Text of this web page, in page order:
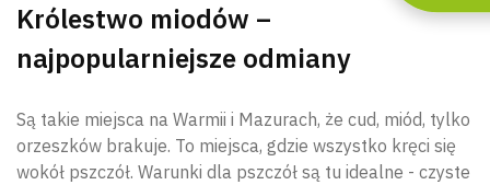
Królestwo miodów –
najpopularniejsze odmiany
Są takie miejsca na Warmii i Mazurach, że cud, miód, tylko
orzeszków brakuje. To miejsca, gdzie wszystko kręci się
wokół pszczół. Warunki dla pszczół są tu idealne - czyste